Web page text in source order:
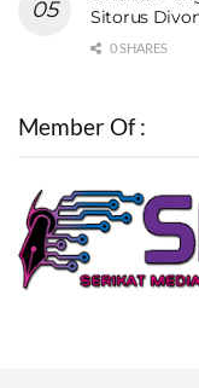
Sitorus
0 SHARES
Member Of :